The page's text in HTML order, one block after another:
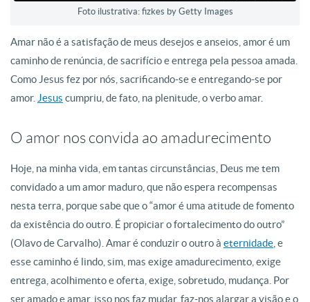
Foto ilustrativa: fizkes by Getty Images
Amar não é a satisfação de meus desejos e anseios, amor é um
caminho de renúncia, de sacrifício e entrega pela pessoa amada.
Como Jesus fez por nós, sacrificando-se e entregando-se por
amor. Jesus cumpriu, de fato, na plenitude, o verbo amar.
O amor nos convida ao amadurecimento
Hoje, na minha vida, em tantas circunstâncias, Deus me tem
convidado a um amor maduro, que não espera recompensas
nesta terra, porque sabe que o “amor é uma atitude de fomento
da existência do outro. É propiciar o fortalecimento do outro”
(Olavo de Carvalho). Amar é conduzir o outro à eternidade , e
esse caminho é lindo, sim, mas exige amadurecimento, exige
entrega, acolhimento e oferta, exige, sobretudo, mudança. Por
ser amado e amar, isso nos faz mudar, faz-nos alargar a visão e o